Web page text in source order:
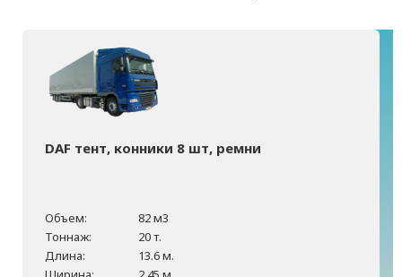
DAF тент, конники 8 шт, ремни
Объем:
82 м3
Тоннаж:
20 т.
Длина:
13.6 м.